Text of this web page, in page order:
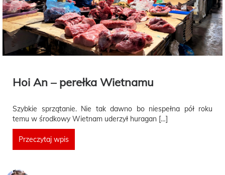
Hoi An – perełka Wietnamu
Szybkie sprzątanie. Nie tak dawno bo niespełna pół roku
temu w środkowy Wietnam uderzył huragan […]
Przeczytaj wpis